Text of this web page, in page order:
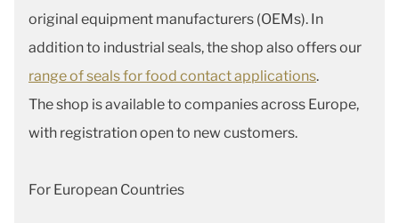
original equipment manufacturers (OEMs). In
addition to industrial seals, the shop also offers our
range of seals for food contact applications.
The shop is available to companies across Europe,
with registration open to new customers.
For European Countries